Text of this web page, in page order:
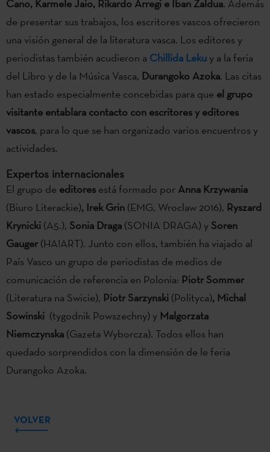
Cano, Karmele Jaio, Rikardo Arregi e Iban Zaldua. Además
de presentar sus trabajos, los escritores vascos ofrecieron
una visión general de la literatura vasca. Los editores y
periodistas también acudieron a Chillida Leku y a la feria
del Libro y de la Música Vasca, Durangoko Azoka. Las citas
han estado especialmente concebidas para que el grupo
visitante entablara contacto con escritores y editores
vascos, para lo que se han organizado varios encuentros y
actividades.
Expertos internacionales
El grupo de editores está formado por Anna Krzywania
(Biuro Literackie), Irek Grin (EMG, Wroclaw 2016), Ryszard
Krynicki (A5.), Sonia Draga (SONIA DRAGA) y Soren
Gauger(HA!ART). Junto con ellos, también ha viajado al
País Vasco un grupo de periodistas de medios de
comunicación de referencia en Polonia: Piotr Sommer
(Literatura na Swicie), Piotr Sarzynski (Polityca), Michal
Sowinski (tygodnik Powszechny) y Malgorzata
Niemczynska (Gazeta Wyborcza). Todos ellos han
quedado sorprendidos con la dimensión de le feria
Durangoko Azoka.
VOLVER